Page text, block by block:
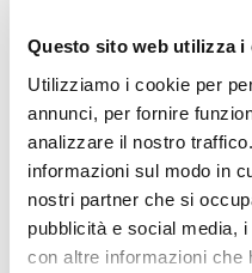
Questo sito web utilizza i
Utilizziamo i cookie per
annunci, per fornire
analizzare il nostro
informazioni sul modo in
nostri partner che si
pubblicità e social media,
con altre informazioni che